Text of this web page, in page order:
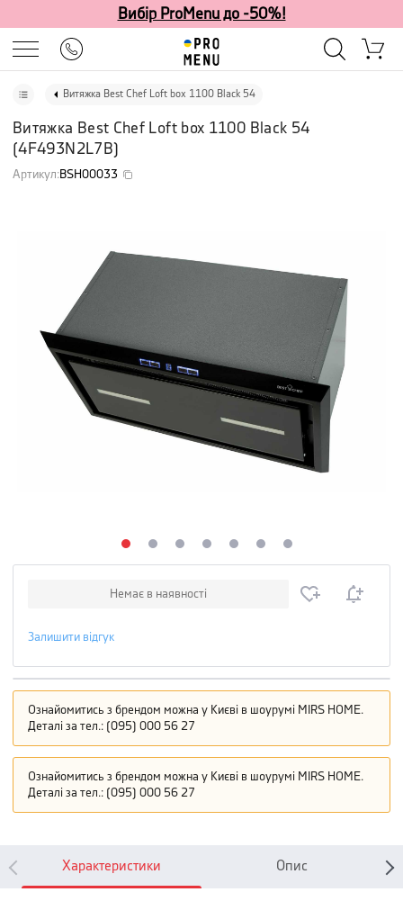
Вибір ProMenu до -50%!
Витяжка Best Chef Loft box 1100 Black 54
Витяжка Best Chef Loft box 1100 Black 54
(4F493N2L7B)
Артикул:BSH00033
Немає в наявності
Залишити відгук
Ознайомитись з брендом можна у Києві в шоурумі MIRS HOME.
Деталі за тел.: (095) 000 56 27
Ознайомитись з брендом можна у Києві в шоурумі MIRS HOME.
Деталі за тел.: (095) 000 56 27
Характеристики Опис